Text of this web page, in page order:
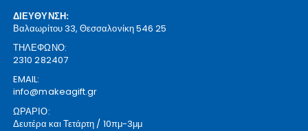
ΔΙΕΥΘΥΝΣΗ:
Βαλαωρίτου 33, Θεσσαλονίκη 546 25
ΤΗΛΕΦΩΝΟ:
2310 282407
EMAIL:
info@makeagift.gr
ΩΡΑΡΙΟ:
Δευτέρα και Τετάρτη / 10πμ-3μμ